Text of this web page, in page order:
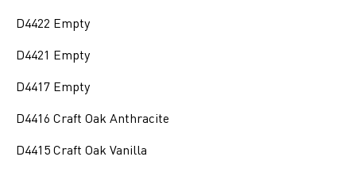
D4422 Empty
D4421 Empty
D4417 Empty
D4416 Craft Oak Anthracite
D4415 Craft Oak Vanilla